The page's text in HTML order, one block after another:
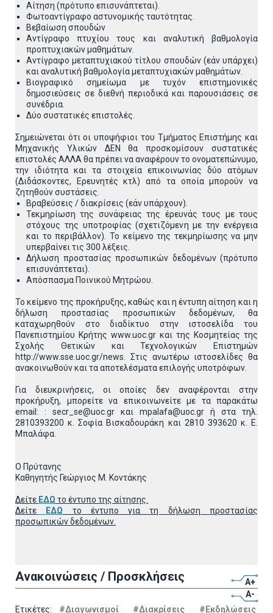
Αίτηση (πρότυπο επισυνάπτεται).
Φωτοαντίγραφο αστυνομικής ταυτότητας.
Βεβαίωση σπουδών
Αντίγραφο πτυχίου τους και αναλυτική βαθμολογία
προπτυχιακών μαθημάτων.
Αντίγραφο μεταπτυχιακού τίτλου σπουδών (εάν υπάρχει)
και αναλυτική βαθμολογία μεταπτυχιακών μαθημάτων.
Βιογραφικό σημείωμα με τυχόν επιστημονικές
δημοσιεύσεις σε διεθνή περιοδικά και παρουσιάσεις σε
συνέδρια.
Δύο συστατικές επιστολές.
Σημειώνεται ότι οι υποψήφιοι του Τμήματος Επιστήμης και
Μηχανικής Υλικών ΔΕΝ θα προσκομίσουν συστατικές
επιστολές ΑΛΛΑ θα πρέπει να αναφέρουν το ονοματεπώνυμο,
την ιδιότητα και τα στοιχεία επικοινωνίας δύο ατόμων
(Διδάσκοντες, Ερευνητές κτλ) από τα οποία μπορούν να
ζητηθούν συστάσεις.
Βραβεύσεις / διακρίσεις (εάν υπάρχουν).
Τεκμηρίωση της συνάφειας της έρευνάς τους με τους
στόχους της υποτροφίας (σχετιζόμενη με την ενέργεια
και το περιβάλλον). Το κείμενο της τεκμηρίωσης να μην
υπερβαίνει τις 300 λέξεις.
Δήλωση προστασίας προσωπικών δεδομένων (πρότυπο
επισυνάπτεται).
Απόσπασμα Ποινικού Μητρώου.
Το κείμενο της προκήρυξης, καθώς και η έντυπη αίτηση και η
δήλωση προστασίας προσωπικών δεδομένων, θα
καταχωρηθούν στο διαδίκτυο στην ιστοσελίδα του
Πανεπιστημίου Κρήτης www.uoc.gr και της Κοσμητείας της
Σχολής Θετικών και Τεχνολογικών Επιστημών
http://www.sse.uoc.gr/news. Στις ανωτέρω ιστοσελίδες θα
ανακοινωθούν και τα αποτελέσματα επιλογής υποτρόφων.
Για διευκρινήσεις, οι οποίες δεν αναφέρονται στην
προκήρυξη, μπορείτε να επικοινωνείτε με τα παρακάτω
email: : secr_se@uoc.gr και mpalafa@uoc.gr ή στα τηλ.
2810393200 κ. Σοφία Βισκαδουράκη και 2810 393620 κ. Ε.
Μπαλάφα.
Ο Πρύτανης
Καθηγητής Γεώργιος Μ. Κοντάκης
Δείτε ΕΔΩ το έντυπο της αίτησης.
Δείτε
ΕΔΩ το έντυπο για τη δήλωση προστασίας
προσωπικών δεδομένων.
Ανακοινώσεις / Προσκλήσεις
A+
A-
Ετικέτες: #Διαγωνισμοί #Διακρίσεις #Εκδηλώσεις